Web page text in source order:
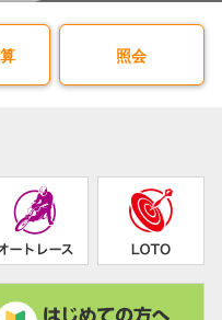
照会